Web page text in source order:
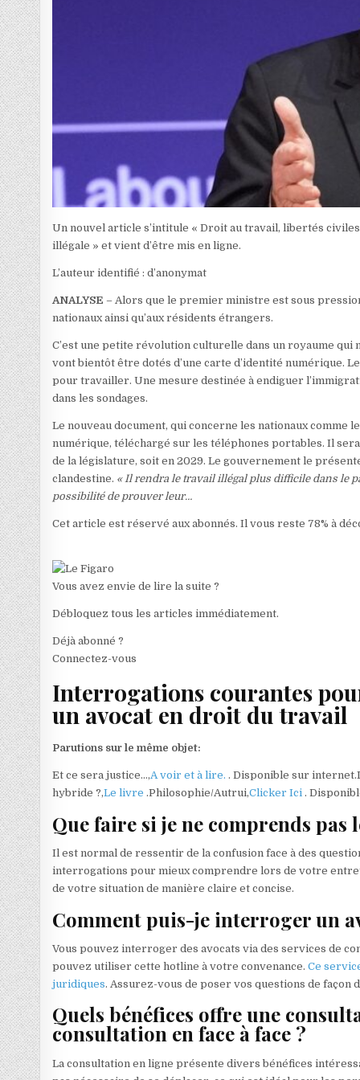
Un nouvel article s’intitule « Droit au travail, libertés
illégale » et vient d’être mis en ligne.
L’auteur identifié : d’anonymat
ANALYSE – Alors que le premier ministre est sous
nationaux ainsi qu’aux résidents étrangers.
C’est une petite révolution culturelle dans un royaume
vont bientôt être dotés d’une carte d’identité numérique.
pour travailler. Une mesure destinée à endiguer
dans les sondages.
Le nouveau document, qui concerne les nationaux comme
numérique, téléchargé sur les téléphones portables. Il
de la législature, soit en 2029. Le gouvernement le
clandestine. « Il rendra le travail illégal plus difficile dans le
possibilité de prouver leur…
Cet article est réservé aux abonnés.Il vous reste 78% à
Vous avez envie de lire la suite ?
Débloquez tous les articles immédiatement.
Déjà abonné ?
Connectez-vous
Interrogations courantes
un avocat en droit du travail
Parutions sur le même objet:
Et ce sera justice…,A voir et à lire.. Disponible sur
hybride ?,Le livre.Philosophie/Autrui,Clicker Ici.
Que faire si je ne comprends
Il est normal de ressentir de la confusion face à des
interrogations pour mieux comprendre lors de votre
de votre situation de manière claire et concise.
Comment puis-je interroger un
Vous pouvez interroger des avocats via des services de
pouvez utiliser cette hotline à votre convenance.Ce
juridiques. Assurez-vous de poser vos questions de façon
Quels bénéfices offre une
consultation en face à face ?
La consultation en ligne présente divers bénéfices